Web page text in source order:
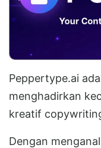
Peppertype.ai
menghadirkan
kreatif
Dengan